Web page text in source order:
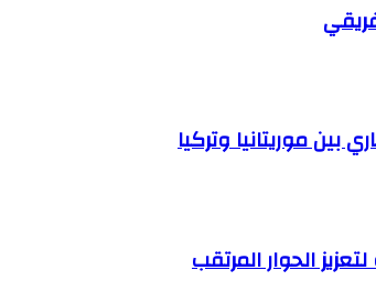
موريتانيا وتركيا
الحوار المرتقب